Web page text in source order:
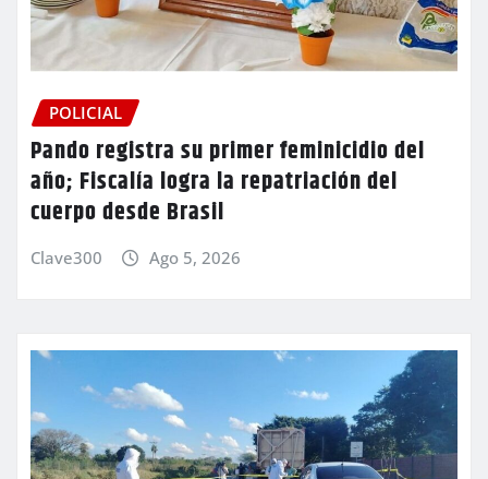
POLICIAL
Pando registra su primer feminicidio del
año; Fiscalía logra la repatriación del
cuerpo desde Brasil
Clave300 Ago 5, 2026